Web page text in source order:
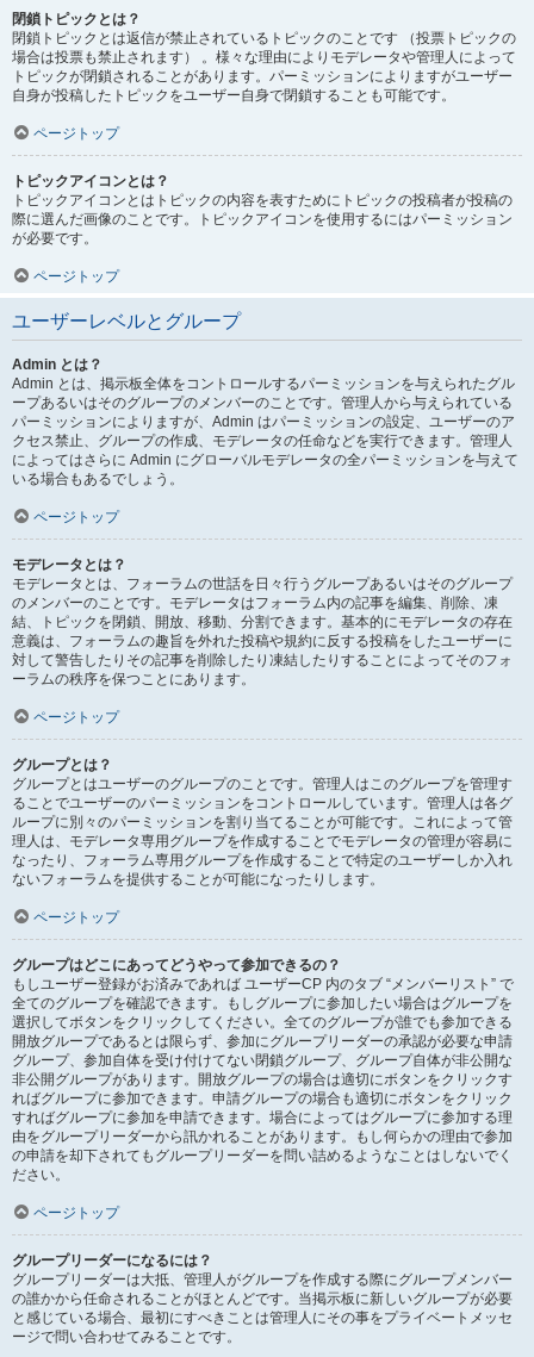
閉鎖トピックとは？
閉鎖トピックとは返信が禁止されているトピックのことです （投票トピックの
場合は投票も禁止されます） 。様々な理由によりモデレータや管理人によって
トピックが閉鎖されることがあります。パーミッションによりますがユーザー
自身が投稿したトピックをユーザー自身で閉鎖することも可能です。
ページトップ
トピックアイコンとは？
トピックアイコンとはトピックの内容を表すためにトピックの投稿者が投稿の
際に選んだ画像のことです。トピックアイコンを使用するにはパーミッション
が必要です。
ページトップ
ユーザーレベルとグループ
Admin とは？
Admin とは、掲示板全体をコントロールするパーミッションを与えられたグル
ープあるいはそのグループのメンバーのことです。管理人から与えられている
パーミッションによりますが、Admin はパーミッションの設定、ユーザーのア
クセス禁止、グループの作成、モデレータの任命などを実行できます。管理人
によってはさらに Admin にグローバルモデレータの全パーミッションを与えて
いる場合もあるでしょう。
ページトップ
モデレータとは？
モデレータとは、フォーラムの世話を日々行うグループあるいはそのグループ
のメンバーのことです。モデレータはフォーラム内の記事を編集、削除、凍
結、トピックを閉鎖、開放、移動、分割できます。基本的にモデレータの存在
意義は、フォーラムの趣旨を外れた投稿や規約に反する投稿をしたユーザーに
対して警告したりその記事を削除したり凍結したりすることによってそのフォ
ーラムの秩序を保つことにあります。
ページトップ
グループとは？
グループとはユーザーのグループのことです。管理人はこのグループを管理す
ることでユーザーのパーミッションをコントロールしています。管理人は各グ
ループに別々のパーミッションを割り当てることが可能です。これによって管
理人は、モデレータ専用グループを作成することでモデレータの管理が容易に
なったり、フォーラム専用グループを作成することで特定のユーザーしか入れ
ないフォーラムを提供することが可能になったりします。
ページトップ
グループはどこにあってどうやって参加できるの？
もしユーザー登録がお済みであれば ユーザーCP 内のタブ “メンバーリスト” で
全てのグループを確認できます。もしグループに参加したい場合はグループを
選択してボタンをクリックしてください。全てのグループが誰でも参加できる
開放グループであるとは限らず、参加にグループリーダーの承認が必要な申請
グループ、参加自体を受け付けてない閉鎖グループ、グループ自体が非公開な
非公開グループがあります。開放グループの場合は適切にボタンをクリックす
ればグループに参加できます。申請グループの場合も適切にボタンをクリック
すればグループに参加を申請できます。場合によってはグループに参加する理
由をグループリーダーから訊かれることがあります。もし何らかの理由で参加
の申請を却下されてもグループリーダーを問い詰めるようなことはしないでく
ださい。
ページトップ
グループリーダーになるには？
グループリーダーは大抵、管理人がグループを作成する際にグループメンバー
の誰かから任命されることがほとんどです。当掲示板に新しいグループが必要
と感じている場合、最初にすべきことは管理人にその事をプライベートメッセ
ージで問い合わせてみることです。